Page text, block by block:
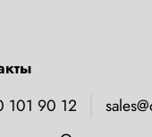
101 90 12